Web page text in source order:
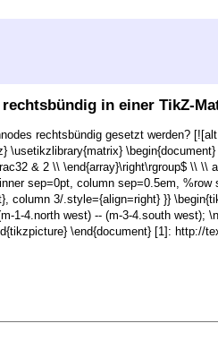
in einer TikZ-
rechtsbündig gesetzt werden?
\usetikzlibrary{matrix}
& 2 \\ \end{array}\right\rgroup$ \\
sep=0pt, column sep=0.5em,
column 3/.style={align=right} }}
1-4.north west) -- (m-3-4.south west);
\end{document} [1]: http://